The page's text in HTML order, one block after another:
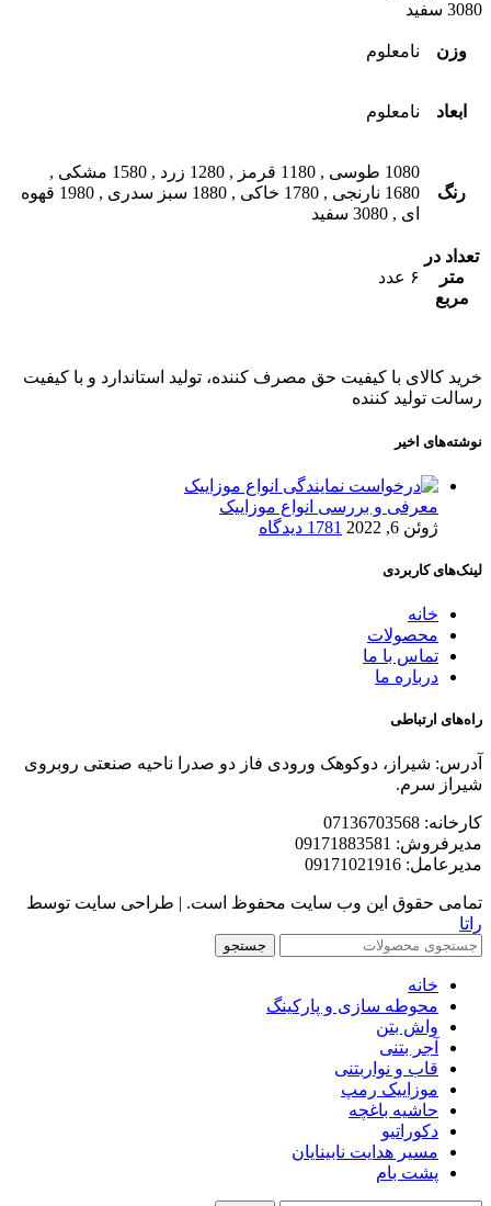
3080 سفید
وزن نامعلوم
ابعاد نامعلوم
رنگ
1080 طوسی , 1180 قرمز , 1280 زرد , 1580 مشکی
,
1680 نارنجی
, 1780 خاکی , 1880 سبز سدری ,
1980 قهوه
ای , 3080 سفید
تعداد در
متر
مربع
۶ عدد
خرید کالای با کیفیت حق مصرف کننده، تولید استاندارد و با کیفیت
رسالت تولید کننده
نوشته‌های اخیر
معرفی و بررسی انواع موزاییک
ژوئن 6, 2022
1781 دیدگاه
لینک‌های کاربردی
خانه
محصولات
تماس با ما
درباره ما
راه‌های ارتباطی
آدرس: شیراز، دوکوهک ورودی فاز دو صدرا ناحیه صنعتی روبروی
شیراز سرم.
کارخانه: 07136703568
مدیرفروش: 09171883581
مدیرعامل: 09171021916
تمامی حقوق این وب سایت محفوظ است. | طراحی سایت توسط
راتا
جستجو
خانه
محوطه سازی و پارکینگ
واش بتن
آجر بتنی
قاب و نواربتنی
موزاییک رمپ
حاشیه باغچه
دکوراتیو
مسیر هدایت نابینایان
پشت بام